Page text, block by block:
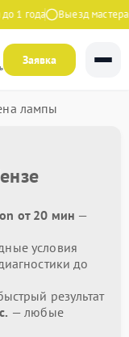
1 года Выезд мастера
Заявка
лампы
от 20 мин —
условия
до
результат
— любые